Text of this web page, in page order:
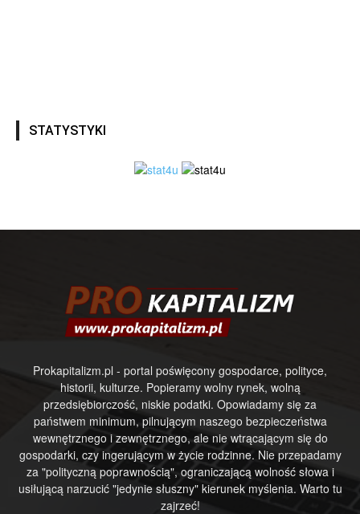
STATYSTYKI
Prokapitalizm.pl - portal poświęcony gospodarce, polityce,
historii, kulturze. Popieramy wolny rynek, wolną
przedsiębiorczość, niskie podatki. Opowiadamy się za
państwem minimum, pilnującym naszego bezpieczeństwa
wewnętrznego i zewnętrznego, ale nie wtrącającym się do
gospodarki, czy ingerującym w życie rodzinne. Nie przepadamy
za "polityczną poprawnością", ograniczającą wolność słowa i
usiłującą narzucić "jedynie słuszny" kierunek myślenia. Warto tu
zajrzeć!